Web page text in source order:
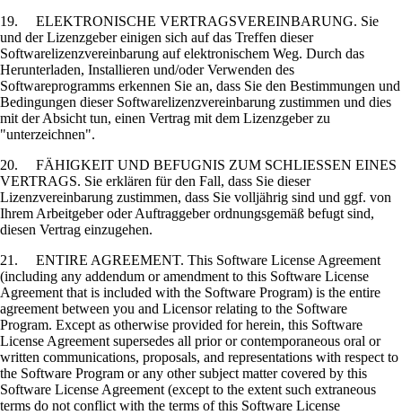
19. ELEKTRONISCHE VERTRAGSVEREINBARUNG. Sie
und der Lizenzgeber einigen sich auf das Treffen dieser
Softwarelizenzvereinbarung auf elektronischem Weg. Durch das
Herunterladen, Installieren und/oder Verwenden des
Softwareprogramms erkennen Sie an, dass Sie den Bestimmungen und
Bedingungen dieser Softwarelizenzvereinbarung zustimmen und dies
mit der Absicht tun, einen Vertrag mit dem Lizenzgeber zu
"unterzeichnen".
20. FÄHIGKEIT UND BEFUGNIS ZUM SCHLIESSEN EINES
VERTRAGS. Sie erklären für den Fall, dass Sie dieser
Lizenzvereinbarung zustimmen, dass Sie volljährig sind und ggf. von
Ihrem Arbeitgeber oder Auftraggeber ordnungsgemäß befugt sind,
diesen Vertrag einzugehen.
21. ENTIRE AGREEMENT. This Software License Agreement
(including any addendum or amendment to this Software License
Agreement that is included with the Software Program) is the entire
agreement between you and Licensor relating to the Software
Program. Except as otherwise provided for herein, this Software
License Agreement supersedes all prior or contemporaneous oral or
written communications, proposals, and representations with respect to
the Software Program or any other subject matter covered by this
Software License Agreement (except to the extent such extraneous
terms do not conflict with the terms of this Software License